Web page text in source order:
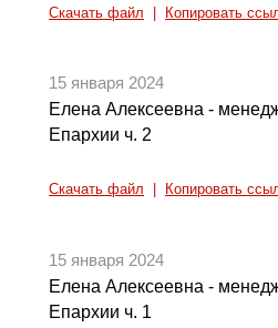
Скачать файл Копировать
15 января 2024
Елена Алексеевна -
Епархии ч. 2
Скачать файл Копировать
15 января 2024
Елена Алексеевна -
Епархии ч. 1